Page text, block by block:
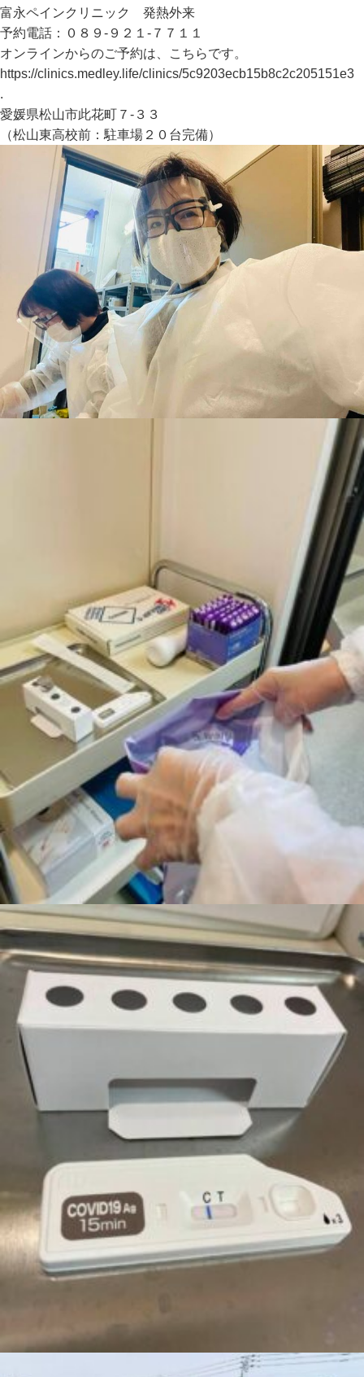
富永ペインクリニック 発熱外来
予約電話：０８９-９２１-７７１１
オンラインからのご予約は、こちらです。
https://clinics.medley.life/clinics/5c9203ecb15b8c2c205151e3
.
愛媛県松山市此花町７-３３
（松山東高校前：駐車場２０台完備）